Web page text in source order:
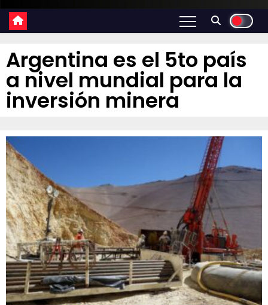
Argentina es el 5to país
a nivel mundial para la
inversión minera